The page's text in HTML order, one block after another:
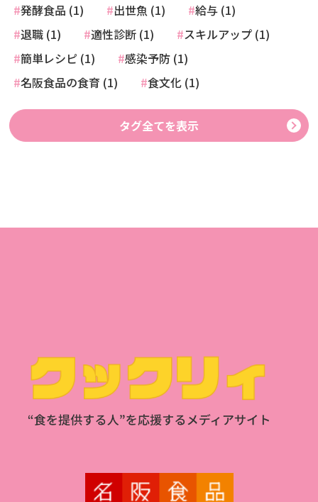
発酵食品 (1)
出世魚 (1)
給与 (1)
退職 (1)
適性診断 (1)
スキルアップ (1)
簡単レシピ (1)
感染予防 (1)
名阪食品の食育 (1)
食文化 (1)
タグ全てを表示